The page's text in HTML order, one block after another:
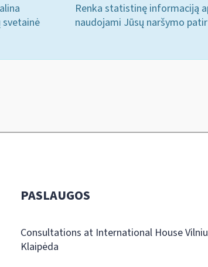
svetainė
Renka statistinę informaciją
naudojami Jūsų naršymo
PASLAUGOS
Consultations at International House
Klaipėda